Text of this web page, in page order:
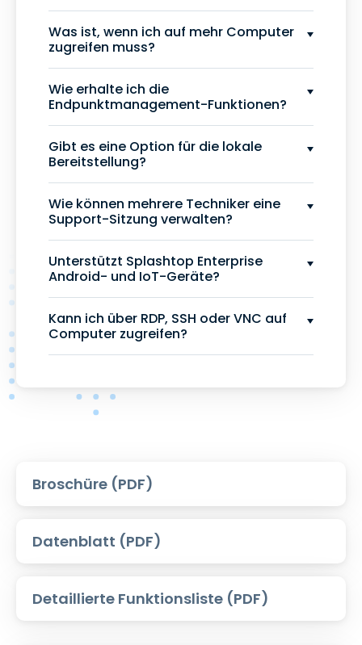
Was ist, wenn ich auf mehr Computer
zugreifen muss?
Wie erhalte ich die
Endpunktmanagement-Funktionen?
Gibt es eine Option für die lokale
Bereitstellung?
Wie können mehrere Techniker eine
Support-Sitzung verwalten?
Unterstützt Splashtop Enterprise
Android- und IoT-Geräte?
Kann ich über RDP, SSH oder VNC auf
Computer zugreifen?
Broschüre (PDF)
Datenblatt (PDF)
Detaillierte Funktionsliste (PDF)